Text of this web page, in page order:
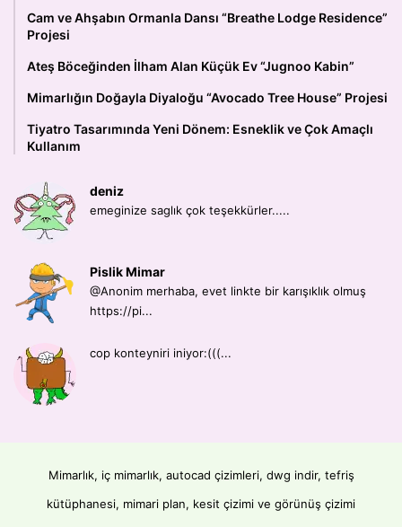
Cam ve Ahşabın Ormanla Dansı “Breathe Lodge Residence”
Projesi
Ateş Böceğinden İlham Alan Küçük Ev “Jugnoo Kabin”
Mimarlığın Doğayla Diyaloğu “Avocado Tree House” Projesi
Tiyatro Tasarımında Yeni Dönem: Esneklik ve Çok Amaçlı
Kullanım
deniz
emeginize saglık çok teşekkürler.....
Pislik Mimar
@Anonim merhaba, evet linkte bir karışıklık olmuş
https://pi...
cop konteyniri iniyor:(((...
Mimarlık, iç mimarlık, autocad çizimleri, dwg indir, tefriş
kütüphanesi, mimari plan, kesit çizimi ve görünüş çizimi